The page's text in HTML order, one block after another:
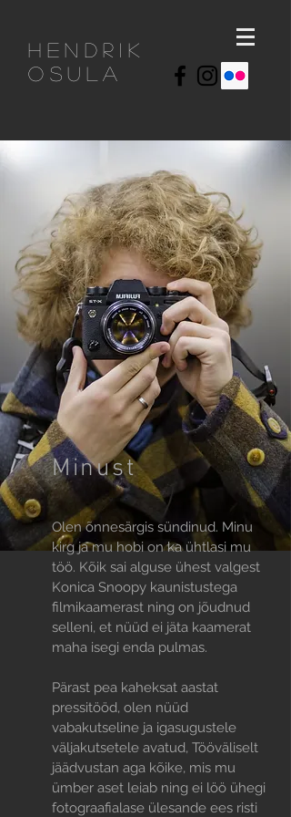
Hendrik
osula
Minust
Olen õnnesärgis sündinud. Minu
kirg ja mu hobi on ka ühtlasi mu
töö. Kõik sai alguse ühest valgest
Konica Snoopy kaunistustega
filmikaamerast ning on jõudnud
selleni, et nüüd ei jäta kaamerat
maha isegi enda pulmas.
Pärast pea kaheksat aastat
pressitööd, olen nüüd
vabakutseline ja igasugustele
väljakutsetele avatud, Tööväliselt
jäädvustan aga kõike, mis mu
ümber aset leiab ning ei löö ühegi
fotograafialase ülesande ees risti